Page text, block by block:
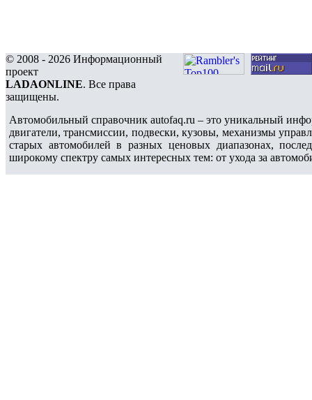
© 2008 - 2026 Информационный
проект
LADAONLINE. Все права
защищены.
Автомобильный справочник autofaq.ru – это уникальный
двигатели, трансмиссии, подвески, кузовы, механизмы
старых автомобилей в разных ценовых диапазонах,
широкому спектру самых интересных тем: от ухода за